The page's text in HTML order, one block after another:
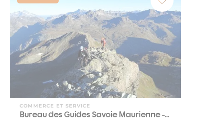
COMMERCE ET SERVICE
Bureau des Guides Savoie Maurienne -...